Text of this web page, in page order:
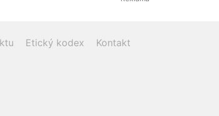
Etický kodex Kontakt